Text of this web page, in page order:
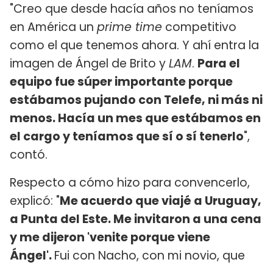
"Creo que desde hacía años no teníamos
en América un prime time competitivo
como el que tenemos ahora. Y ahí entra la
imagen de Ángel de Brito yLAM. Para el
equipo fue súper importante porque
estábamos pujando con Telefe, ni más ni
menos. Hacía un mes que estábamos en
el cargo y teníamos que sí o sí tenerlo",
contó.
Respecto a cómo hizo para convencerlo,
explicó: "Me acuerdo que viajé a Uruguay,
a Punta del Este. Me invitaron a una cena
y me dijeron 'venite porque viene
Ángel'.Fui con Nacho, con mi novio, que